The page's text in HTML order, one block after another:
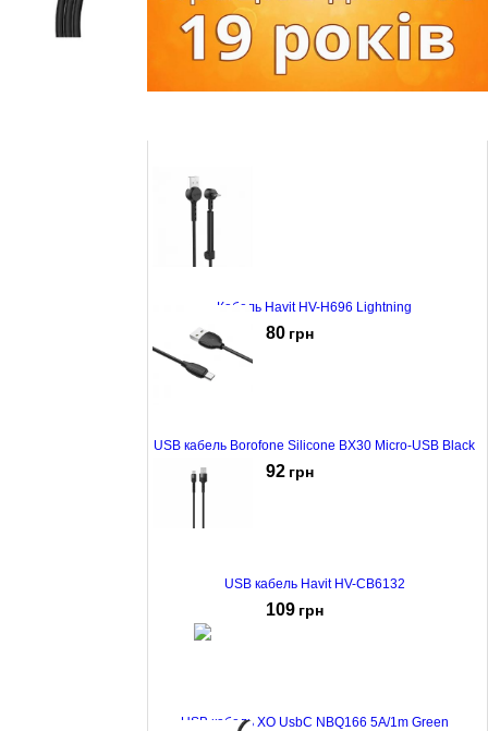
Кабель Havit HV-H696 Lightning
80 грн
USB кабель Borofone Silicone BX30 Micro-USB Black
92 грн
USB кабель Havit HV-CB6132
109 грн
USB кабель XO UsbC NBQ166 5A/1m Green